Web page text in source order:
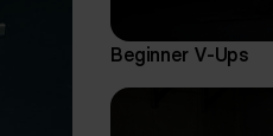
Beginner V-Ups